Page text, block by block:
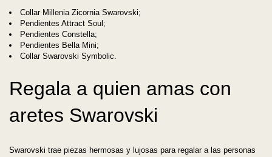
Collar Millenia Zicornia Swarovski;
Pendientes Attract Soul;
Pendientes Constella;
Pendientes Bella Mini;
Collar Swarovski Symbolic.
Regala a quien amas con
aretes Swarovski
Swarovski trae piezas hermosas y lujosas para regalar a las personas